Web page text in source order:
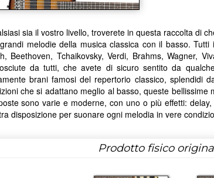
sia il vostro livello, troverete in questa raccolta di
melodie della musica classica con il basso.
Beethoven, Tchaikovsky, Verdi, Brahms, Wagner,
da tutti, che avete di sicuro sentito da
brani famosi del repertorio classico, splendidi
che si adattano meglio al basso, queste
sono varie e moderne, con uno o più effetti:
disposizione per suonare ogni melodia in vere
Prodotto fisico